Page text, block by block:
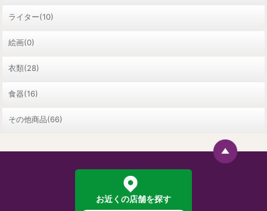
ライター(10)
絵画(0)
衣類(28)
食器(16)
その他商品(66)
お近くの店舗を探す